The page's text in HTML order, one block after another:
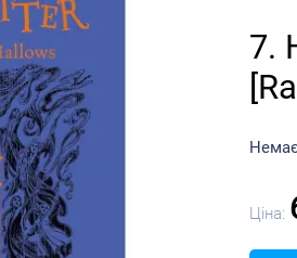
7.
Ціна: